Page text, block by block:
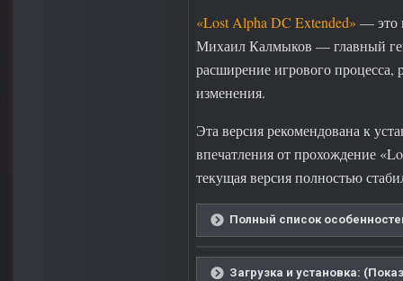
«Lost Alpha DC Extended» — это
Михаил Калмыков — главный
расширение игрового процесса,
изменения.
Эта версия рекомендована к
впечатления от прохождение
текущая версия полностью
Полный список
Загрузка и установка: